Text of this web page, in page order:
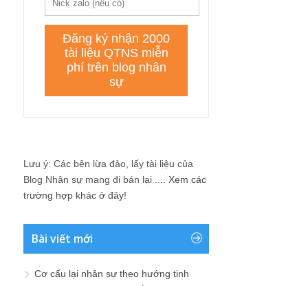
Lưu ý: Các bên lừa đảo, lấy tài liệu của
Blog Nhân sự mang đi bán lại .... Xem các
trường hợp khác ở đây!
Bài viết mới
Cơ cấu lại nhân sự theo hướng tinh